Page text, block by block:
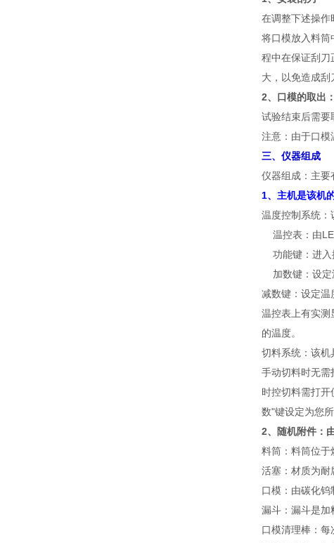
在调整下述操作
将口模放入料筒
程中在保证刮刀
大，以免造成刮
2、口模的取出：
试验结束后需要
注意：由于口模
三、仪器组成
仪器组成：主要
1、主机是该机
温度控制系统：
温控表：由
功能键：进入
加数键：设定
减数键：设定温
温控表上有实测
的温度。
切料系统：该机
手动切料时无需
时控切料需打开
数"键设定为您
2、随机附件：
料筒：料筒位于
活塞：材质为耐
口模：由碳化钨
漏斗：漏斗是加
口模清理棒：每